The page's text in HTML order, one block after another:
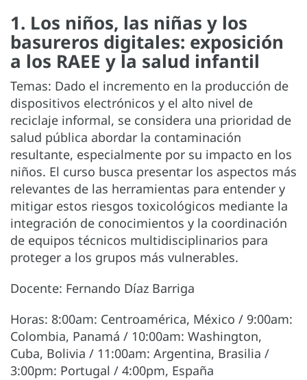
1. Los niños, las niñas y los
basureros digitales: exposición
a los RAEE y la salud infantil
Temas: Dado el incremento en la producción de
dispositivos electrónicos y el alto nivel de
reciclaje informal, se considera una prioridad de
salud pública abordar la contaminación
resultante, especialmente por su impacto en los
niños. El curso busca presentar los aspectos más
relevantes de las herramientas para entender y
mitigar estos riesgos toxicológicos mediante la
integración de conocimientos y la coordinación
de equipos técnicos multidisciplinarios para
proteger a los grupos más vulnerables.
Docente: Fernando Díaz Barriga
Horas: 8:00am: Centroamérica, México / 9:00am:
Colombia, Panamá / 10:00am: Washington,
Cuba, Bolivia / 11:00am: Argentina, Brasilia /
3:00pm: Portugal / 4:00pm, España